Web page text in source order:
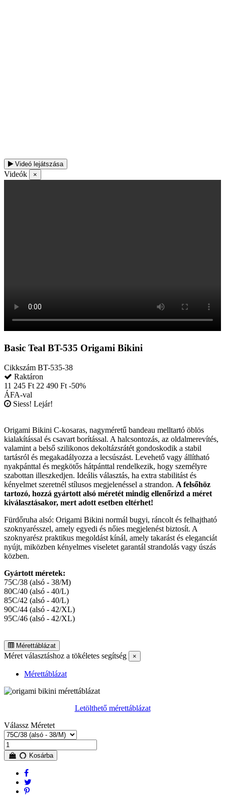
Videó lejátszása
Videók ×
Basic Teal BT-535 Origami Bikini
Cikkszám BT-535-38
Raktáron
11 245 Ft 22 490 Ft -50%
ÁFA-val
Siess! Lejár!
Origami Bikini C-kosaras, nagyméretű bandeau melltartó öblös
kialakítással és csavart borítással. A halcsontozás, az oldalmerevítés,
valamint a belső szilikonos dekoltázsrátét gondoskodik a stabil
tartásról és megakadályozza a lecsúszást. Levehető vagy állítható
nyakpánttal és megkötős hátpánttal rendelkezik, hogy személyre
szabottan illeszkedjen. Ideális választás, ha extra stabilitást és
kényelmet szeretnél stílusos megjelenéssel a strandon. A felsőhöz
tartozó, hozzá gyártott alsó méretét mindig ellenőrizd a méret
kiválasztásakor, mert adott esetben eltérhet!
Fürdőruha alsó: Origami Bikini normál bugyi, ráncolt és felhajtható
szoknyarésszel, amely egyedi és nőies megjelenést biztosít. A
szoknyarész praktikus megoldást kínál, amely takarást és eleganciát
nyújt, miközben kényelmes viseletet garantál strandolás vagy úszás
közben.
Gyártott méretek:
75C/38 (alsó - 38/M)
80C/40 (alsó - 40/L)
85C/42 (alsó - 40/L)
90C/44 (alsó - 42/XL)
95C/46 (alsó - 42/XL)
Mérettáblázat
Méret választáshoz a tökéletes segítség ×
Mérettáblázat
Letölthető mérettáblázat
Válassz Méretet
Kosárba